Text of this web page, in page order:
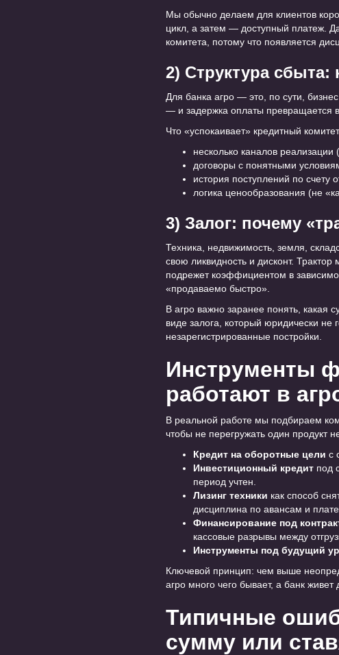
Мы обычно делаем для клиентов
цикл, а затем — доступный платеж.
комитета, потому что появляется
2) Структура сбыта:
Для банка агро — это, по сути,
— и задержка оплаты превращается в
Что «успокаивает» кредитный
несколько каналов
договоры с понятными
история поступлений по счету
логика ценообразования (не
3) Залог: почему
Техника, недвижимость, земля,
свою ликвидность и дисконт.
подрежет коэффициентом в
«продаваемо быстро».
В агро важно заранее понять, какая
виде залога, который юридически
незарегистрированные постройки.
Инструменты
работают в
В реальной работе мы подбираем
чтобы не перегружать один продукт
Кредит на оборотные цели с
Инвестиционный кредит под
период учтен.
Лизинг техники как способ
дисциплина по авансам и
Финансирование под
кассовые разрывы между
Инструменты под будущий
Ключевой принцип: чем выше
агро много чего бывает, а банк
Типичные
сумму или